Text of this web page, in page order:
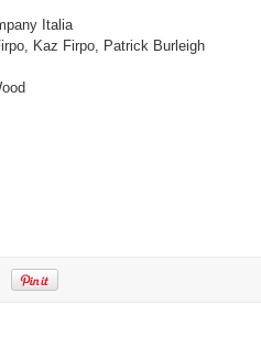
Italia
Kaz Firpo, Patrick Burleigh